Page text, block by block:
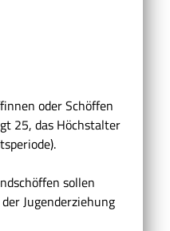
oder Schöffen
25, das Höchstalter
sollen
Jugenderziehung